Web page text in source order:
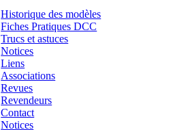
Historique des modèles
Fiches Pratiques DCC
Trucs et astuces
Notices
Liens
Associations
Revues
Revendeurs
Contact
Notices